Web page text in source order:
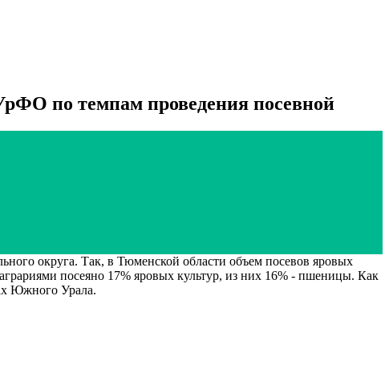
по темпам проведения посевной
округа. Так, в Тюменской области объем посевов яровых
посеяно 17% яровых культур, из них 16% - пшеницы. Как
Южного Урала.